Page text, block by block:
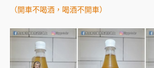
（開車不喝酒，喝酒不開車）